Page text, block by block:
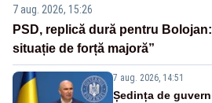
7 aug. 2026, 15:26
PSD, replică dură pentru
situație de forță majoră”
7 aug. 2026, 14:51
Ședința de